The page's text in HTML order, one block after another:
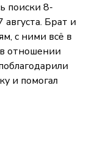
поиски 8-
Брат и
с ними всё в
отношении
и помогал